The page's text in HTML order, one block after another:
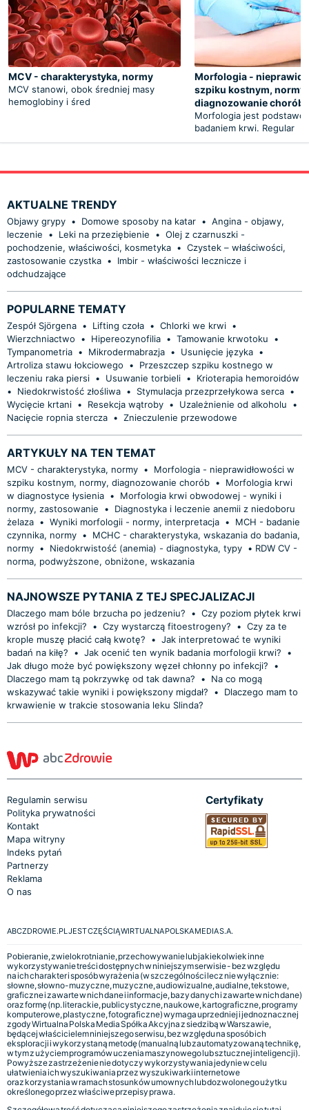
MCV - charakterystyka, normy
MCV stanowi, obok średniej masy
hemoglobiny i śred
Morfologia -
szpiku kostnym, normy,
diagnozowanie chorób
Morfologia jest
badaniem krwi. Regular
AKTUALNE TRENDY
Objawy grypy • Domowe sposoby na katar • Angina - objawy,
leczenie
• Leki na przeziębienie • Olej z czarnuszki -
pochodzenie, właściwości, kosmetyka • Czystek – właściwości,
zastosowanie czystka •
Imbir - właściwości lecznicze i
odchudzające
POPULARNE TEMATY
Zespół Sjörgena • Lifting czoła • Chlorki we krwi •
Wierzchniactwo
• Hipereozynofilia • Tamowanie krwotoku
•
Tympanometria • Mikrodermabrazja • Usunięcie języka •
Artroliza stawu łokciowego
•
Przeszczep szpiku kostnego w
leczeniu raka piersi • Usuwanie torbieli •
Krioterapia hemoroidów
•
Niedokrwistość złośliwa • Stymulacja przezprzełykowa serca •
Wycięcie krtani • Resekcja wątroby • Uzależnienie od alkoholu
•
Nacięcie ropnia stercza • Znieczulenie przewodowe
ARTYKUŁY NA TEN TEMAT
MCV - charakterystyka, normy •
Morfologia - nieprawidłowości w
szpiku kostnym, normy, diagnozowanie chorób •
Morfologia krwi
w diagnostyce łysienia •
Morfologia krwi obwodowej - wyniki i
normy, zastosowanie
•
Diagnostyka i leczenie anemii z niedoboru
żelaza • Wyniki morfologii - normy, interpretacja •
MCH - badanie
czynnika, normy •
MCHC - charakterystyka, wskazania do badania,
normy • Niedokrwistość (anemia) - diagnostyka, typy • ​RDW CV -
norma, podwyższone, obniżone, wskazania
NAJNOWSZE PYTANIA Z TEJ SPECJALIZACJI
Dlaczego mam bóle brzucha po jedzeniu? • Czy poziom płytek krwi
wzrósł po infekcji?
• Czy wystarczą fitoestrogeny? • Czy za te
krople muszę płacić całą kwotę?
• Jak interpretować te wyniki
badań na kiłę?
• Jak ocenić ten wynik badania morfologii krwi?
•
Jak długo może być powiększony węzeł chłonny po infekcji?
•
Dlaczego mam tą pokrzywkę od tak dawna?
•
Na co mogą
wskazywać takie wyniki i powiększony migdał?
•
Dlaczego mam to
krwawienie w trakcie stosowania leku Slinda?
Regulamin serwisu
Polityka prywatności
Kontakt
Mapa witryny
Indeks pytań
Partnerzy
Reklama
O nas
Certyfikaty
ABCZDROWIE.PL JEST CZĘŚCIĄ WIRTUALNA POLSKA MEDIA S.A.
Pobieranie, zwielokrotnianie, przechowywanie lub jakiekolwiek inne
wykorzystywanie treści dostępnych w niniejszym serwisie - bez względu
na ich charakter i sposób wyrażenia (w szczególności lecz nie wyłącznie:
słowne, słowno-muzyczne, muzyczne, audiowizualne, audialne, tekstowe,
graficzne i zawarte w nich dane i informacje, bazy danych i zawarte w nich dane)
oraz formę (np. literackie, publicystyczne, naukowe, kartograficzne, programy
komputerowe, plastyczne, fotograficzne) wymaga uprzedniej i jednoznacznej
zgody Wirtualna Polska Media Spółka Akcyjna z siedzibą w Warszawie,
będącej właścicielem niniejszego serwisu, bez względu na sposób ich
eksploracji i wykorzystaną metodę (manualną lub zautomatyzowaną technikę,
w tym z użyciem programów uczenia maszynowego lub sztucznej inteligencji).
Powyższe zastrzeżenie nie dotyczy wykorzystywania jedynie w celu
ułatwienia ich wyszukiwania przez wyszukiwarki internetowe
oraz korzystania w ramach stosunków umownych lub dozwolonego użytku
określonego przez właściwe przepisy prawa.